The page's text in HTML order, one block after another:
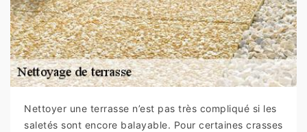
Nettoyer une terrasse n’est pas très compliqué si les
saletés sont encore balayable. Pour certaines crasses